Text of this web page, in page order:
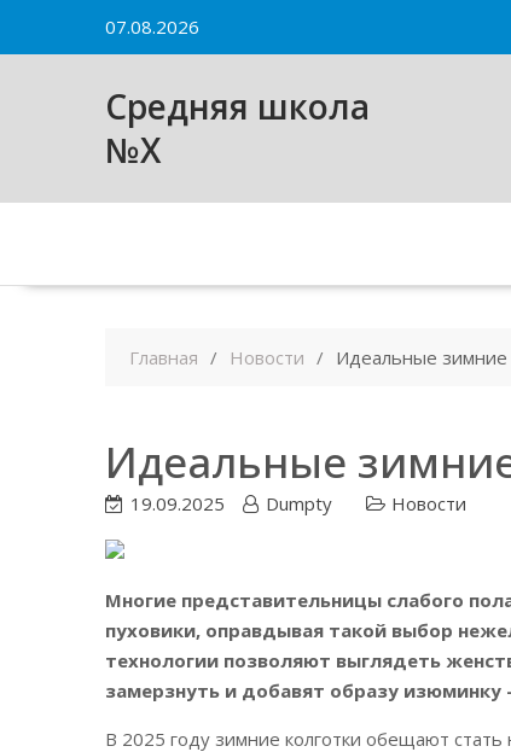
07.08.2026
Средняя школа
№X
Главная Новости Идеальные зимние
Идеальные
19.09.2025 Dumpty Новости
Многие представительницы слабого
пуховики, оправдывая такой выбор
технологии позволяют выглядеть
замерзнуть и добавят образу
В 2025 году зимние колготки обещают